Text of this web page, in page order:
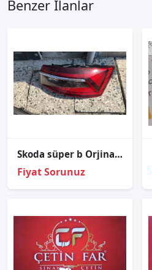
Benzer İlanlar
Skoda süper b Orjinal çıkma sağ stop
Fiyat Sorunuz